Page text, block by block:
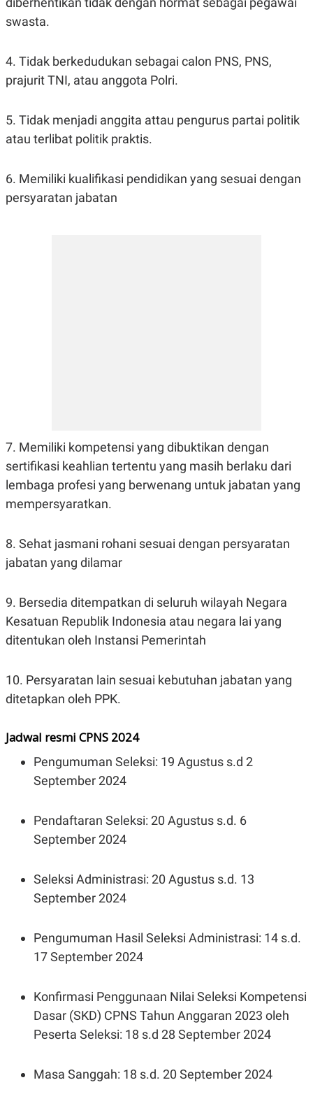
swasta.
4. Tidak berkedudukan sebagai calon PNS, PNS,
prajurit TNI, atau anggota Polri.
5. Tidak menjadi anggita attau pengurus partai politik
atau terlibat politik praktis.
6. Memiliki kualifikasi pendidikan yang sesuai dengan
persyaratan jabatan
7. Memiliki kompetensi yang dibuktikan dengan
sertifikasi keahlian tertentu yang masih berlaku dari
lembaga profesi yang berwenang untuk jabatan yang
mempersyaratkan.
8. Sehat jasmani rohani sesuai dengan persyaratan
jabatan yang dilamar
9. Bersedia ditempatkan di seluruh wilayah Negara
Kesatuan Republik Indonesia atau negara lai yang
ditentukan oleh Instansi Pemerintah
10. Persyaratan lain sesuai kebutuhan jabatan yang
ditetapkan oleh PPK.
Jadwal resmi CPNS 2024
Pengumuman Seleksi: 19 Agustus s.d 2
September 2024
Pendaftaran Seleksi: 20 Agustus s.d. 6
September 2024
Seleksi Administrasi: 20 Agustus s.d. 13
September 2024
Pengumuman Hasil Seleksi Administrasi: 14 s.d.
17 September 2024
Konfirmasi Penggunaan Nilai Seleksi Kompetensi
Dasar (SKD) CPNS Tahun Anggaran 2023 oleh
Peserta Seleksi: 18 s.d 28 September 2024
Masa Sanggah: 18 s.d. 20 September 2024